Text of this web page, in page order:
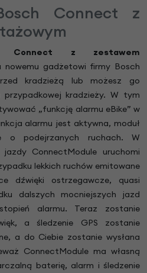
Connect z
Connect z zestawem
nowemu gadżetowi firmy Bosch
kradzieżą lub możesz go
kradzieży. W tym
„funkcję alarmu eBike” w
alarmu jest aktywna, moduł
o podejrzanych ruchach. W
jazdy ConnectModule uruchomi
lekkich ruchów emitowane
dźwięki ostrzegawcze, quasi
dalszych mocniejszych jazd
alarmu. Teraz zostanie
a śledzenie GPS zostanie
a do Ciebie zostanie wysłana
ConnectModule ma własną
baterię, alarm i śledzenie